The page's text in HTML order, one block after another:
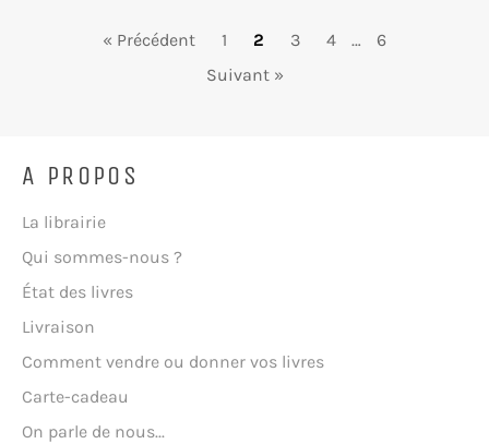
« Précédent 1 2 3 4 …
6
Suivant »
A PROPOS
La librairie
Qui sommes-nous ?
État des livres
Livraison
Comment vendre ou donner vos livres
Carte-cadeau
On parle de nous...